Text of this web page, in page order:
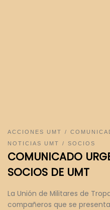
ACCIONES UMT
NOTICIAS UMT
SOCIOS
COMUNICADO
SOCIOS DE UMT
La Unión de Militares de
compañeros que se